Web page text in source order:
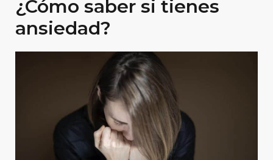
¿Cómo saber si tienes
ansiedad?